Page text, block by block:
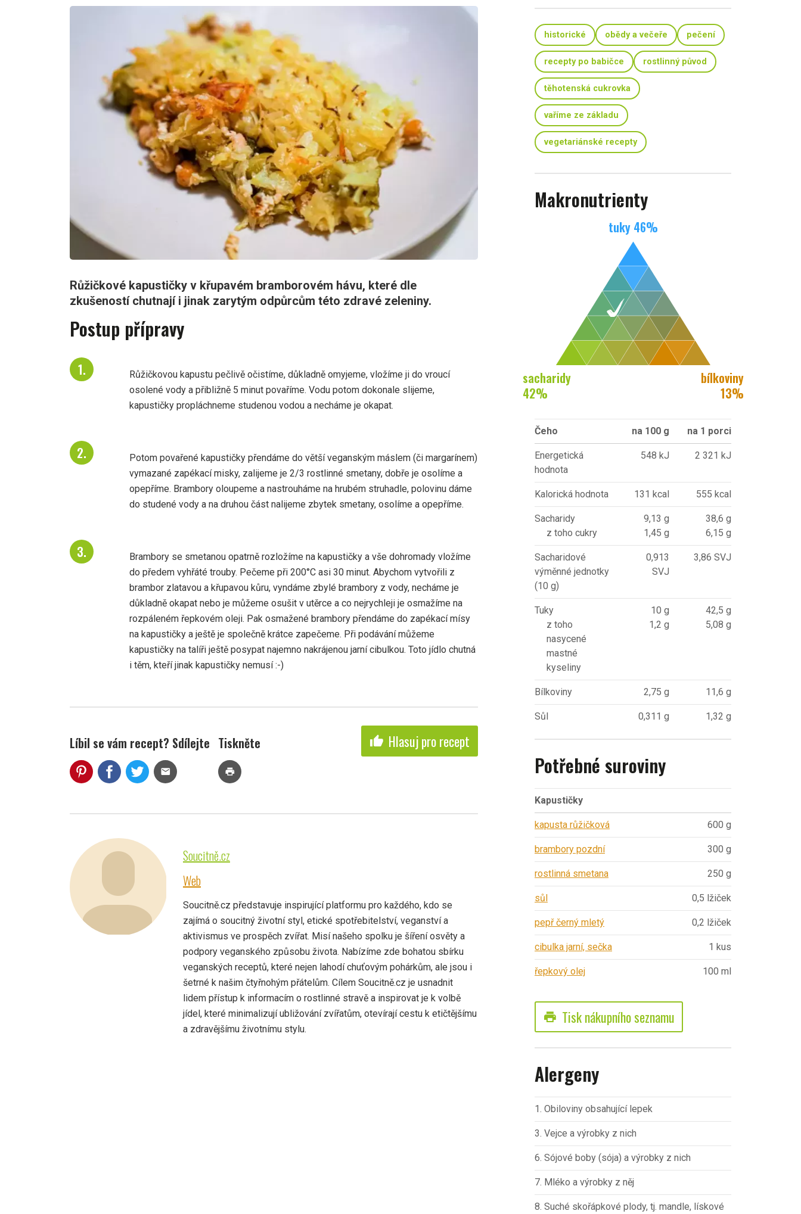
Růžičkové kapustičky v křupavém bramborovém hávu, které dle
zkušeností chutnají i jinak zarytým odpůrcům této zdravé zeleniny.
Postup přípravy
Růžičkovou kapustu pečlivě očistíme, důkladně omyjeme, vložíme ji do vroucí
osolené vody a přibližně 5 minut povaříme. Vodu potom dokonale slijeme,
kapustičky propláchneme studenou vodou a necháme je okapat.
Potom povařené kapustičky přendáme do větší veganským máslem (či margarínem)
vymazané zapékací misky, zalijeme je 2/3 rostlinné smetany, dobře je osolíme a
opepříme. Brambory oloupeme a nastrouháme na hrubém struhadle, polovinu dáme
do studené vody a na druhou část nalijeme zbytek smetany, osolíme a opepříme.
Brambory se smetanou opatrně rozložíme na kapustičky a vše dohromady vložíme
do předem vyhřáté trouby. Pečeme při 200°C asi 30 minut. Abychom vytvořili z
brambor zlatavou a křupavou kůru, vyndáme zbylé brambory z vody, necháme je
důkladně okapat nebo je můžeme osušit v utěrce a co nejrychleji je osmažíme na
rozpáleném řepkovém oleji. Pak osmažené brambory přendáme do zapékací mísy
na kapustičky a ještě je společně krátce zapečeme. Při podávání můžeme
kapustičky na talíři ještě posypat najemno nakrájenou jarní cibulkou. Toto jídlo chutná
i těm, kteří jinak kapustičky nemusí :-)
Líbil se vám recept? Sdílejte
mail
Tiskněte
print
thumb_up Hlasuj pro recept
Soucitně.cz
Web
Soucitně.cz představuje inspirující platformu pro každého, kdo se
zajímá o soucitný životní styl, etické spotřebitelství, veganství a
aktivismus ve prospěch zvířat. Misí našeho spolku je šíření osvěty a
podpory veganského způsobu života. Nabízíme zde bohatou sbírku
veganských receptů, které nejen lahodí chuťovým pohárkům, ale jsou i
šetrné k našim čtyřnohým přátelům. Cílem Soucitně.cz je usnadnit
lidem přístup k informacím o rostlinné stravě a inspirovat je k volbě
jídel, které minimalizují ubližování zvířatům, otevírají cestu k etičtějšímu
a zdravějšímu životnímu stylu.
historické obědy a večeře pečení
recepty po babičce rostlinný původ
těhotenská cukrovka
vaříme ze základu
vegetariánské recepty
Makronutrienty
tuky 46%
sacharidy
42%
bílkoviny
13%
Čeho na 100 g na 1 porci
Energetická
hodnota
548 kJ 2 321 kJ
Kalorická hodnota 131 kcal 555 kcal
Sacharidy
z toho cukry
9,13 g
1,45 g
38,6 g
6,15 g
Sacharidové
výměnné jednotky
(10 g)
0,913
SVJ
3,86 SVJ
Tuky
z toho
nasycené
mastné
kyseliny
10 g
1,2 g
42,5 g
5,08 g
Bílkoviny 2,75 g 11,6 g
Sůl 0,311 g 1,32 g
Potřebné suroviny
Kapustičky
kapusta růžičková 600 g
brambory pozdní 300 g
rostlinná smetana 250 g
sůl 0,5 lžiček
pepř černý mletý 0,2 lžiček
cibulka jarní, sečka 1 kus
řepkový olej 100 ml
print Tisk nákupního seznamu
Alergeny
1. Obiloviny obsahující lepek
3. Vejce a výrobky z nich
6. Sójové boby (sója) a výrobky z nich
7. Mléko a výrobky z něj
8. Suché skořápkové plody, tj. mandle, lískové